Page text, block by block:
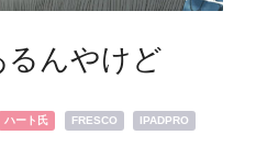
んやけど
ハート氏 FRESCO IPADPRO